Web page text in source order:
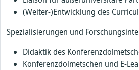
(Weiter-)Entwicklung des
Spezialisierungen und
Didaktik des
Konferenzdolmetschen und E-